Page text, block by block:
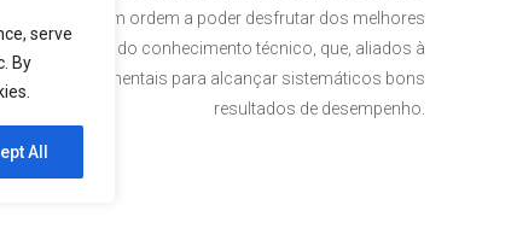
serve
By
All
da arte, em ordem a poder desfrutar dos melhores
domínio do conhecimento técnico, que, aliados à
são fundamentais para alcançar sistemáticos bons
resultados de desempenho.